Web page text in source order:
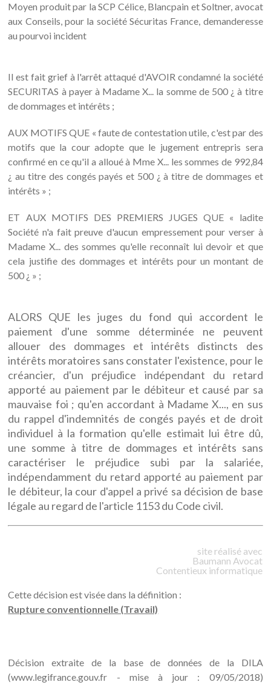
Moyen produit par la SCP Célice, Blancpain et Soltner, avocat
aux Conseils, pour la société Sécuritas France, demanderesse
au pourvoi incident
Il est fait grief à l'arrêt attaqué d'AVOIR condamné la société
SECURITAS à payer à Madame X... la somme de 500 ¿ à titre
de dommages et intérêts ;
AUX MOTIFS QUE « faute de contestation utile, c'est par des
motifs que la cour adopte que le jugement entrepris sera
confirmé en ce qu'il a alloué à Mme X... les sommes de 992,84
¿ au titre des congés payés et 500 ¿ à titre de dommages et
intérêts » ;
ET AUX MOTIFS DES PREMIERS JUGES QUE « ladite
Société n'a fait preuve d'aucun empressement pour verser à
Madame X... des sommes qu'elle reconnaît lui devoir et que
cela justifie des dommages et intérêts pour un montant de
500 ¿ » ;
ALORS QUE les juges du fond qui accordent le
paiement d'une somme déterminée ne peuvent
allouer des dommages et intérêts distincts des
intérêts moratoires sans constater l'existence, pour le
créancier, d'un préjudice indépendant du retard
apporté au paiement par le débiteur et causé par sa
mauvaise foi ; qu'en accordant à Madame X..., en sus
du rappel d'indemnités de congés payés et de droit
individuel à la formation qu'elle estimait lui être dû,
une somme à titre de dommages et intérêts sans
caractériser le préjudice subi par la salariée,
indépendamment du retard apporté au paiement par
le débiteur, la cour d'appel a privé sa décision de base
légale au regard de l'article 1153 du Code civil.
site réalisé avec
Baumann Avocat
Contentieux informatique
Cette décision est visée dans la définition :
Rupture conventionnelle (Travail)
Décision extraite de la base de données de la DILA
(www.legifrance.gouv.fr - mise à jour : 09/05/2018)